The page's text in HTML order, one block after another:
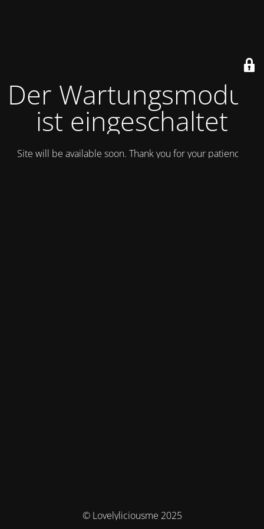
Der Wartungsmodus
ist eingeschaltet
Site will be available soon. Thank you for your patience!
© Lovelyliciousme 2025